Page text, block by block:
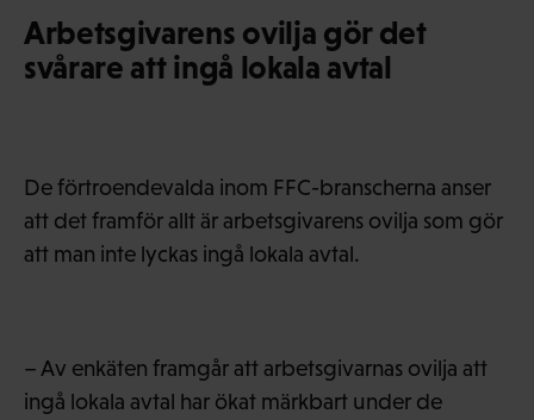
Arbetsgivarens ovilja gör det
svårare att ingå lokala avtal
De förtroendevalda inom FFC-branscherna anser
att det framför allt är arbetsgivarens ovilja som gör
att man inte lyckas ingå lokala avtal.
– Av enkäten framgår att arbetsgivarnas ovilja att
ingå lokala avtal har ökat märkbart under de